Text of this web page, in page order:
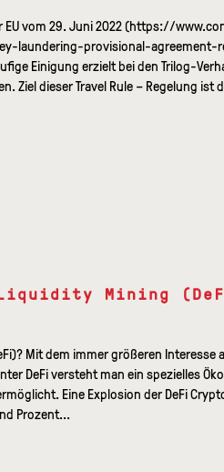
EU vom 29. Juni 2022 (https://
laundering-provisional-
Einigung erzielt bei den Trilog-
Ziel dieser Travel Rule – Regelung
Mining
Mit dem immer größeren
DeFi versteht man ein spezielles
Eine Explosion der DeFi
Prozent...